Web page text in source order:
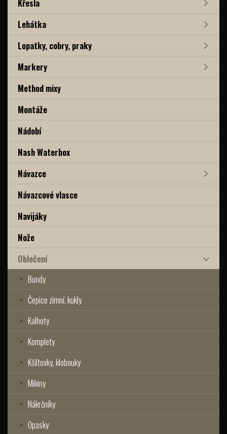
Křesla
Lehátka
Lopatky, cobry, praky
Markery
Method mixy
Montáže
Nádobí
Nash Waterbox
Návazce
Návazcové vlasce
Navijáky
Nože
Oblečení
Bundy
Čepice zimní, kukly
Kalhoty
Komplety
Kšiltovky, klobouky
Mikiny
Nákrčníky
Opasky